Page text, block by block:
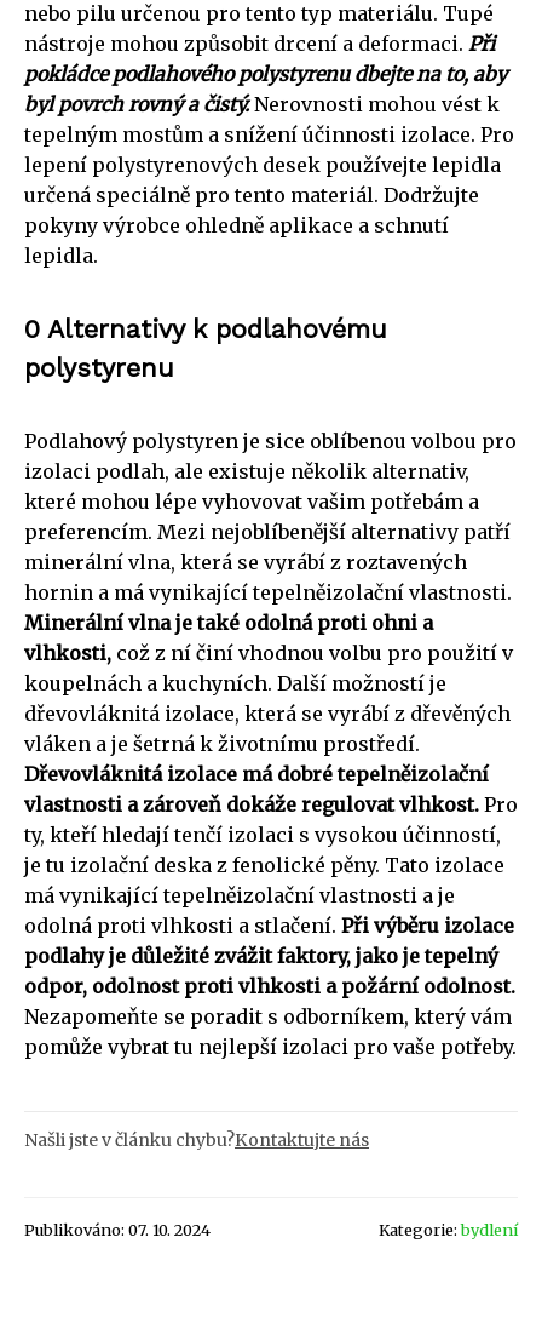
nebo pilu určenou pro tento typ materiálu. Tupé
nástroje mohou způsobit drcení a deformaci. Při
pokládce podlahového polystyrenu dbejte na to, aby
byl povrch rovný a čistý.Nerovnosti mohou vést k
tepelným mostům a snížení účinnosti izolace. Pro
lepení polystyrenových desek používejte lepidla
určená speciálně pro tento materiál. Dodržujte
pokyny výrobce ohledně aplikace a schnutí
lepidla.
0 Alternativy k podlahovému
polystyrenu
Podlahový polystyren je sice oblíbenou volbou pro
izolaci podlah, ale existuje několik alternativ,
které mohou lépe vyhovovat vašim potřebám a
preferencím. Mezi nejoblíbenější alternativy patří
minerální vlna, která se vyrábí z roztavených
hornin a má vynikající tepelněizolační vlastnosti.
Minerální vlna je také odolná proti ohni a
vlhkosti, což z ní činí vhodnou volbu pro použití v
koupelnách a kuchyních. Další možností je
dřevovláknitá izolace, která se vyrábí z dřevěných
vláken a je šetrná k životnímu prostředí.
Dřevovláknitá izolace má dobré tepelněizolační
vlastnosti a zároveň dokáže regulovat vlhkost. Pro
ty, kteří hledají tenčí izolaci s vysokou účinností,
je tu izolační deska z fenolické pěny. Tato izolace
má vynikající tepelněizolační vlastnosti a je
odolná proti vlhkosti a stlačení. Při výběru izolace
podlahy je důležité zvážit faktory, jako je tepelný
odpor, odolnost proti vlhkosti a požární odolnost.
Nezapomeňte se poradit s odborníkem, který vám
pomůže vybrat tu nejlepší izolaci pro vaše potřeby.
Našli jste v článku chybu?Kontaktujte nás
Publikováno: 07. 10. 2024 Kategorie:bydlení